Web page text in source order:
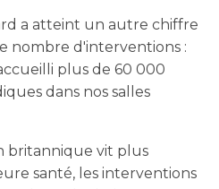
a atteint un autre chiffre
nombre d'interventions :
plus de 60 000
dans nos salles
britannique vit plus
santé, les interventions